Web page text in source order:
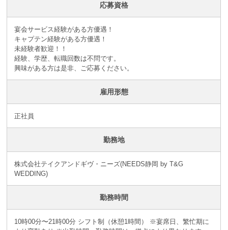
応募資格
宴会サービス経験がある方優遇！
キャプテン経験がある方優遇！
未経験者歓迎！！
経験、学歴、転職回数は不問です。
興味がある方は是非、ご応募ください。
雇用形態
正社員
勤務地
株式会社テイクアンドギヴ・ニーズ(NEEDS静岡 by T&G
WEDDING)
勤務時間
10時00分〜21時00分 シフト制（休憩1時間） ※宴席日、繁忙期に